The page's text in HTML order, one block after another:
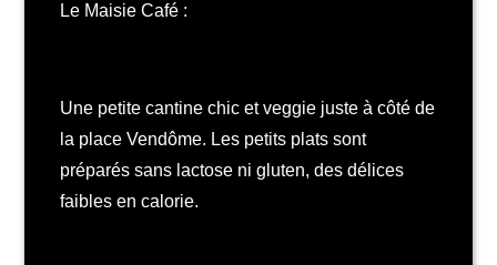
Le Maisie Café :
Une petite cantine chic et veggie juste à côté de
la place Vendôme. Les petits plats sont
préparés sans lactose ni gluten, des délices
faibles en calorie.